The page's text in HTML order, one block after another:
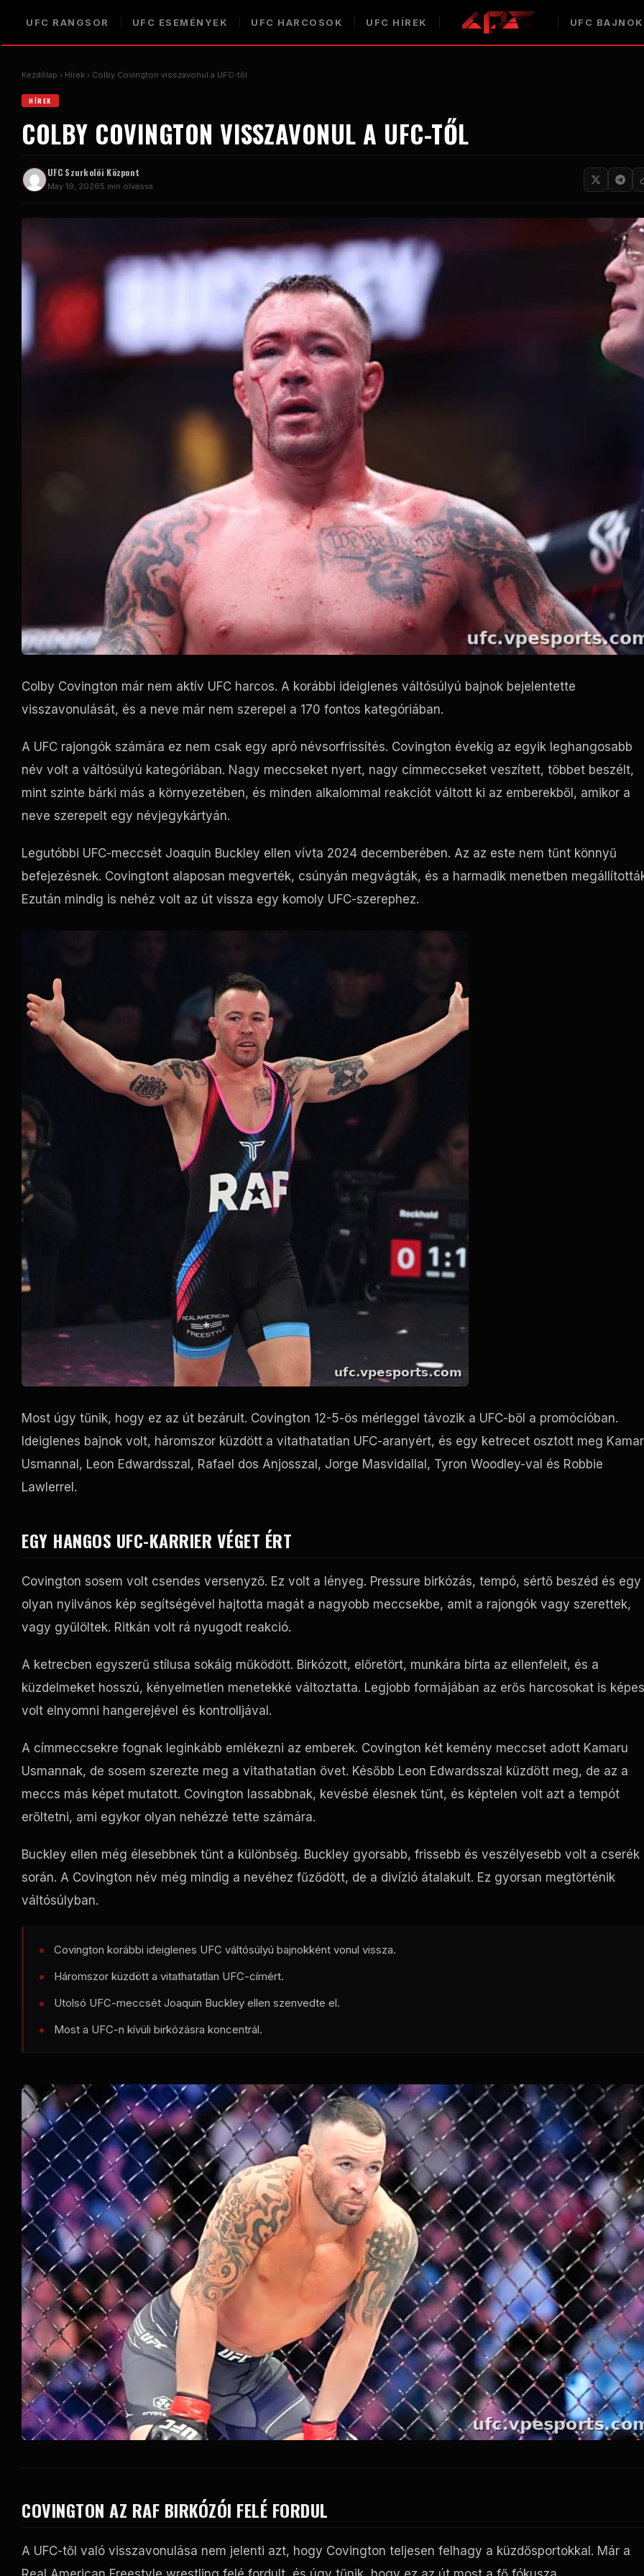
UFC RANGSOR UFC ESEMÉNYEK UFC HARCOSOK UFC HÍREK UFC
Kezdőlap Hírek Colby Covington visszavonul a UFC-től
HÍREK
COLBY COVINGTON VISSZAVONUL A UFC-TŐL
UFC Szurkolói Központ
May 19, 20265 min olvasva
Colby Covington már nem aktív UFC harcos. A korábbi ideiglenes váltósúlyú bajnok bejelentette
visszavonulását, és a neve már nem szerepel a 170 fontos kategóriában.
A UFC rajongók számára ez nem csak egy apró névsorfrissítés. Covington évekig az egyik leghangosabb
név volt a váltósúlyú kategóriában. Nagy meccseket nyert, nagy címmeccseket veszített, többet beszélt,
mint szinte bárki más a környezetében, és minden alkalommal reakciót váltott ki az emberekből, amikor a
neve szerepelt egy névjegykártyán.
Legutóbbi UFC-meccsét Joaquin Buckley ellen vívta 2024 decemberében. Az az este nem tűnt könnyű
befejezésnek. Covingtont alaposan megverték, csúnyán megvágták, és a harmadik menetben
Ezután mindig is nehéz volt az út vissza egy komoly UFC-szerephez.
Most úgy tűnik, hogy ez az út bezárult. Covington 12-5-ös mérleggel távozik a UFC-ből a promócióban.
Ideiglenes bajnok volt, háromszor küzdött a vitathatatlan UFC-aranyért, és egy ketrecet osztott meg
Usmannal, Leon Edwardsszal, Rafael dos Anjosszal, Jorge Masvidallal, Tyron Woodley-val és Robbie
Lawlerrel.
EGY HANGOS UFC-KARRIER VÉGET ÉRT
Covington sosem volt csendes versenyző. Ez volt a lényeg. Pressure birkózás, tempó, sértő beszéd és egy
olyan nyilvános kép segítségével hajtotta magát a nagyobb meccsekbe, amit a rajongók vagy szerettek,
vagy gyűlöltek. Ritkán volt rá nyugodt reakció.
A ketrecben egyszerű stílusa sokáig működött. Birkózott, előretört, munkára bírta az ellenfeleit, és a
küzdelmeket hosszú, kényelmetlen menetekké változtatta. Legjobb formájában az erős harcosokat is képes
volt elnyomni hangerejével és kontrolljával.
A címmeccsekre fognak leginkább emlékezni az emberek. Covington két kemény meccset adott Kamaru
Usmannak, de sosem szerezte meg a vitathatatlan övet. Később Leon Edwardsszal küzdött meg, de az a
meccs más képet mutatott. Covington lassabbnak, kevésbé élesnek tűnt, és képtelen volt azt a tempót
erőltetni, ami egykor olyan nehézzé tette számára.
Buckley ellen még élesebbnek tűnt a különbség. Buckley gyorsabb, frissebb és veszélyesebb volt a cserék
során. A Covington név még mindig a nevéhez fűződött, de a divízió átalakult. Ez gyorsan megtörténik
váltósúlyban.
Covington korábbi ideiglenes UFC váltósúlyú bajnokként vonul vissza.
Háromszor küzdött a vitathatatlan UFC-címért.
Utolsó UFC-meccsét Joaquin Buckley ellen szenvedte el.
Most a UFC-n kívüli birkózásra koncentrál.
COVINGTON AZ RAF BIRKÓZÓI FELÉ FORDUL
A UFC-től való visszavonulása nem jelenti azt, hogy Covington teljesen felhagy a küzdősportokkal. Már a